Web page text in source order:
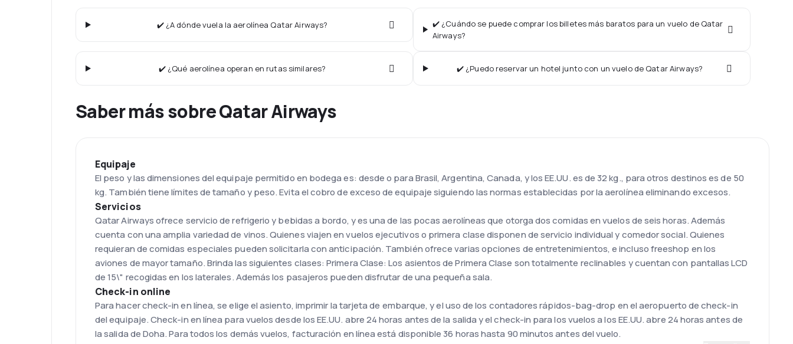
✔️ ¿A dónde vuela la aerolínea Qatar Airways?
✔️ ¿Cuándo se puede comprar los billetes más baratos para un vuelo de Qatar
Airways?
✔️ ¿Qué aerolínea operan en rutas similares? ✔️ ¿Puedo reservar un hotel junto con un vuelo de Qatar Airways?
Saber más sobre Qatar Airways
Equipaje
El peso y las dimensiones del equipaje permitido en bodega es: desde o para Brasil, Argentina, Canada, y los EE.UU. es de 32 kg., para otros destinos es de 50
kg. También tiene límites de tamaño y peso. Evita el cobro de exceso de equipaje siguiendo las normas establecidas por la aerolínea eliminando excesos.
Servicios
Qatar Airways ofrece servicio de refrigerio y bebidas a bordo, y es una de las pocas aerolíneas que otorga dos comidas en vuelos de seis horas. Además
cuenta con una amplia variedad de vinos. Quienes viajen en vuelos ejecutivos o primera clase disponen de servicio individual y comedor social. Quienes
requieran de comidas especiales pueden solicitarla con anticipación. También ofrece varias opciones de entretenimientos, e incluso freeshop en los
aviones de mayor tamaño. Brinda las siguientes clases: Primera Clase: Los asientos de Primera Clase son totalmente reclinables y cuentan con pantallas LCD
de 15\" recogidas en los laterales. Además los pasajeros pueden disfrutar de una pequeña sala.
Check-in online
Para hacer check-in en línea, se elige el asiento, imprimir la tarjeta de embarque, y el uso de los contadores rápidos-bag-drop en el aeropuerto de check-in
del equipaje. Check-in en línea para vuelos desde los EE.UU. abre 24 horas antes de la salida y el check-in para los vuelos a los EE.UU. abre 24 horas antes de
la salida de Doha. Para todos los demás vuelos, facturación en línea está disponible 36 horas hasta 90 minutos antes del vuelo.